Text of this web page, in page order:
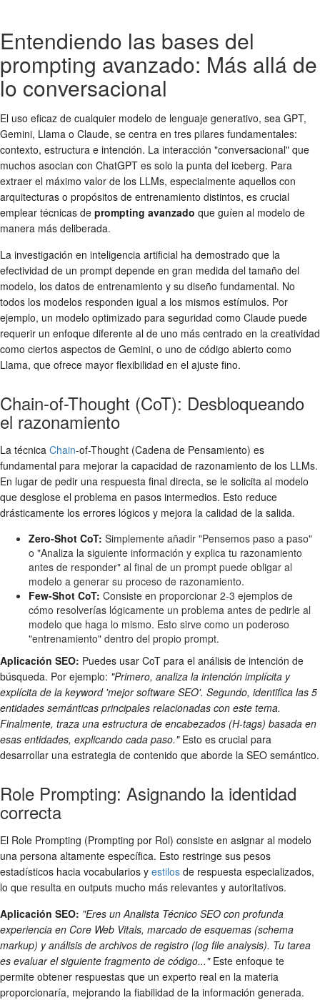
Entendiendo las bases del
prompting avanzado: Más allá de
lo conversacional
El uso eficaz de cualquier modelo de lenguaje generativo, sea GPT,
Gemini, Llama o Claude, se centra en tres pilares fundamentales:
contexto, estructura e intención. La interacción "conversacional" que
muchos asocian con ChatGPT es solo la punta del iceberg. Para
extraer el máximo valor de los LLMs, especialmente aquellos con
arquitecturas o propósitos de entrenamiento distintos, es crucial
emplear técnicas de prompting avanzado que guíen al modelo de
manera más deliberada.
La investigación en inteligencia artificial ha demostrado que la
efectividad de un prompt depende en gran medida del tamaño del
modelo, los datos de entrenamiento y su diseño fundamental. No
todos los modelos responden igual a los mismos estímulos. Por
ejemplo, un modelo optimizado para seguridad como Claude puede
requerir un enfoque diferente al de uno más centrado en la creatividad
como ciertos aspectos de Gemini, o uno de código abierto como
Llama, que ofrece mayor flexibilidad en el ajuste fino.
Chain-of-Thought (CoT): Desbloqueando
el razonamiento
La técnica Chain-of-Thought (Cadena de Pensamiento) es
fundamental para mejorar la capacidad de razonamiento de los LLMs.
En lugar de pedir una respuesta final directa, se le solicita al modelo
que desglose el problema en pasos intermedios. Esto reduce
drásticamente los errores lógicos y mejora la calidad de la salida.
Zero-Shot CoT: Simplemente añadir "Pensemos paso a paso"
o "Analiza la siguiente información y explica tu razonamiento
antes de responder" al final de un prompt puede obligar al
modelo a generar su proceso de razonamiento.
Few-Shot CoT: Consiste en proporcionar 2-3 ejemplos de
cómo resolverías lógicamente un problema antes de pedirle al
modelo que haga lo mismo. Esto sirve como un poderoso
"entrenamiento" dentro del propio prompt.
Aplicación SEO: Puedes usar CoT para el análisis de intención de
búsqueda. Por ejemplo: "Primero, analiza la intención implícita y
explícita de la keyword 'mejor software SEO'. Segundo, identifica las 5
entidades semánticas principales relacionadas con este tema.
Finalmente, traza una estructura de encabezados (H-tags) basada en
esas entidades, explicando cada paso."Esto es crucial para
desarrollar una estrategia de contenido que aborde la SEO semántico.
Role Prompting: Asignando la identidad
correcta
El Role Prompting (Prompting por Rol) consiste en asignar al modelo
una persona altamente específica. Esto restringe sus pesos
estadísticos hacia vocabularios y estilos de respuesta especializados,
lo que resulta en outputs mucho más relevantes y autoritativos.
Aplicación SEO: "Eres un Analista Técnico SEO con profunda
experiencia en Core Web Vitals, marcado de esquemas (schema
markup) y análisis de archivos de registro (log file analysis). Tu tarea
es evaluar el siguiente fragmento de código..."Este enfoque te
permite obtener respuestas que un experto real en la materia
proporcionaría, mejorando la fiabilidad de la información generada.